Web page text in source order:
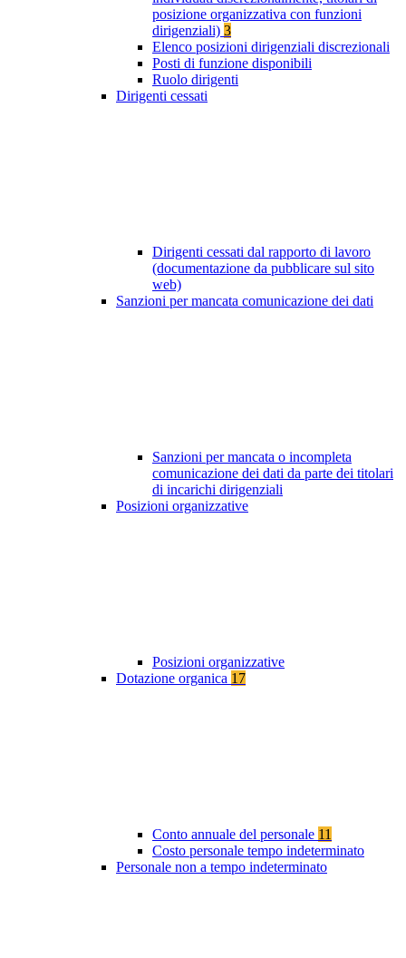
posizione organizzativa con funzioni
dirigenziali) 3
Elenco posizioni dirigenziali discrezionali
Posti di funzione disponibili
Ruolo dirigenti
Dirigenti cessati
Dirigenti cessati dal rapporto di lavoro
(documentazione da pubblicare sul sito
web)
Sanzioni per mancata comunicazione dei dati
Sanzioni per mancata o incompleta
comunicazione dei dati da parte dei titolari
di incarichi dirigenziali
Posizioni organizzative
Posizioni organizzative
Dotazione organica 17
Conto annuale del personale 11
Costo personale tempo indeterminato
Personale non a tempo indeterminato